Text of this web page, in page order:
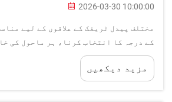
2026-03-30 10:00:00
مختلف پیدل ٹریفک کے علاقوں کے لیے
کے درجہ کا انتخاب کرنا، ہر ماحول کی
مختلف گریٹ سائز کی کارکردگی کی
کا تقاضا کرتا ہے۔ غلط انتخاب کا نتیجہ
مزید دیکھیں